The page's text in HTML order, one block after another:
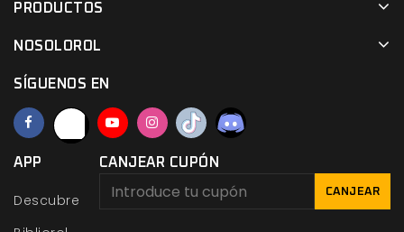
PRODUCTOS
NOSOLOROL
SÍGUENOS EN
APP
Descubre
CANJEAR CUPÓN
CANJEAR